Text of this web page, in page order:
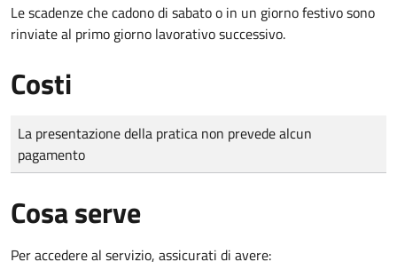
Le scadenze che cadono di sabato o in un giorno festivo sono
rinviate al primo giorno lavorativo successivo.
Costi
Tipo di pagamento
Importo
La presentazione della pratica non prevede alcun
pagamento
Cosa serve
Per accedere al servizio, assicurati di avere: